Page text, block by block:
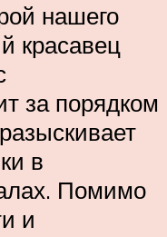
нашего
красавец
за порядком
в
Помимо
и